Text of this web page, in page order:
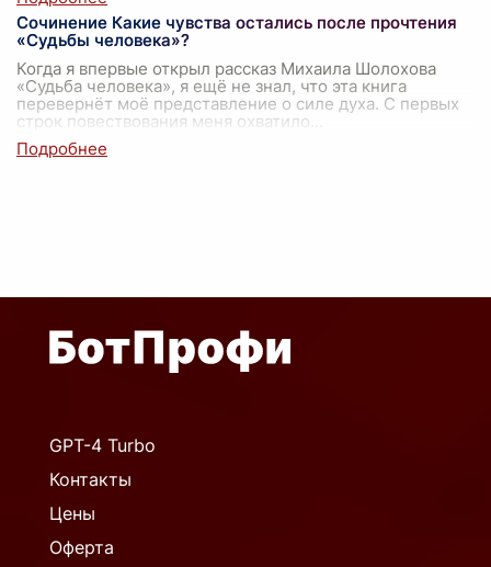
Сочинение Какие чувства остались после прочтения
«Судьбы человека»?
Когда я впервые открыл рассказ Михаила Шолохова
«Судьба человека», я ещё не знал, что эта книга
перевернёт моё представление о силе духа. С первых
строк повествования меня охватило
GPT-4 Turbo
Контакты
Цены
Оферта